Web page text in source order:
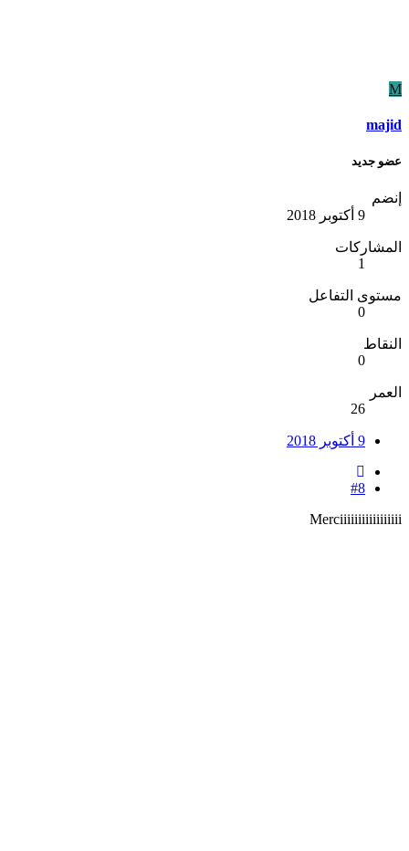
M
majid
عضو جديد
إنضم
9 أكتوبر 2018
المشاركات
1
مستوى التفاعل
0
النقاط
0
العمر
26
9 أكتوبر 2018
#8
Merciiiiiiiiiiiiiiiii